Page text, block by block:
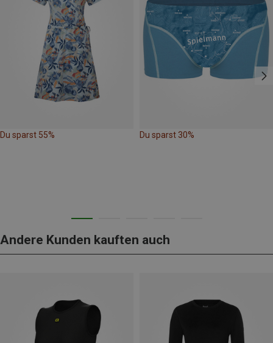
Du sparst 55% Du sparst 30%
Andere Kunden kauften auch